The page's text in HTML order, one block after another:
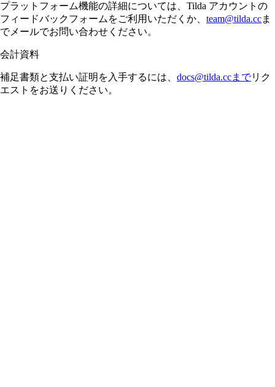
プラットフォーム機能の詳細については、Tilda アカウントの
フィードバックフォームをご利用いただくか、 team@tilda.ccま
でメールでお問い合わせください。
会計資料
補足書類と支払い証明を入手するには、 docs@tilda.ccまでリク
エストをお送りください。